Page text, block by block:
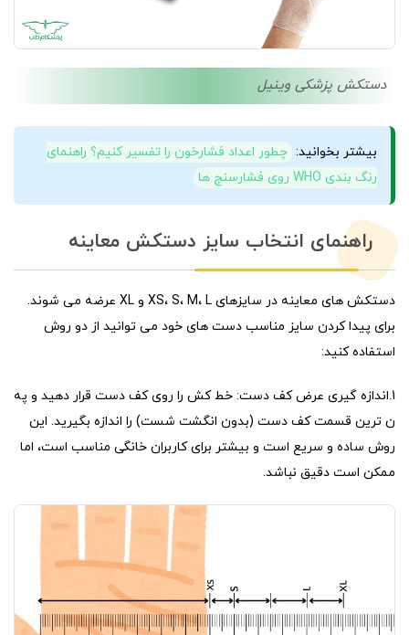
دستکش پزشکی وینیل
بیشتر بخوانید: چطور اعداد فشارخون را تفسیر کنیم؟ راهنمای
رنگ بندی WHO روی فشارسنج ها
راهنمای انتخاب سایز دستکش معاینه
دستکش های معاینه در سایزهای XS، S، M، L و XL عرضه می شوند.
برای پیدا کردن سایز مناسب دست های خود می توانید از دو روش
استفاده کنید:
1.اندازه گیری عرض کف دست: خط کش را روی کف دست قرار دهید و په
ن ترین قسمت کف دست (بدون انگشت شست) را اندازه بگیرید. این
روش ساده و سریع است و بیشتر برای کاربران خانگی مناسب است، اما
ممکن است دقیق نباشد.